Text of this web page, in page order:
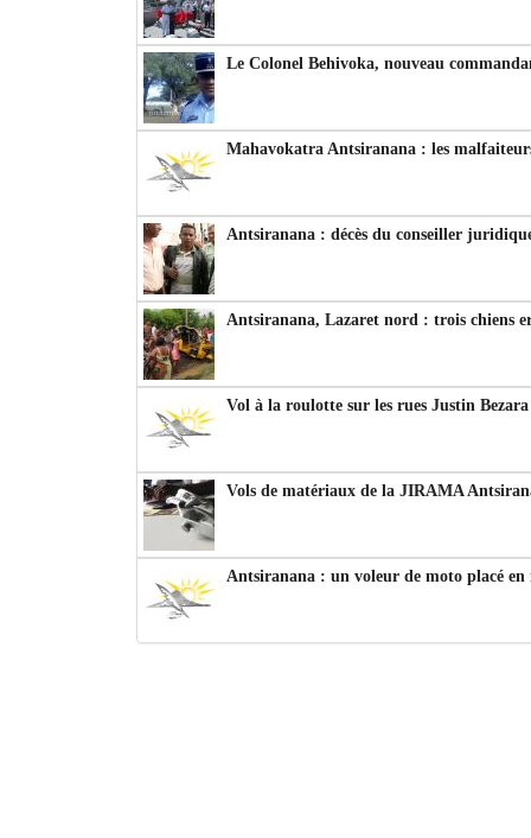
Le Colonel Behivoka, nouveau
Mahavokatra Antsiranana : les
Antsiranana : décès du conseiller
Antsiranana, Lazaret nord : trois chiens
Vol à la roulotte sur les rues Justin
Vols de matériaux de la JIRAMA
Antsiranana : un voleur de moto placé en